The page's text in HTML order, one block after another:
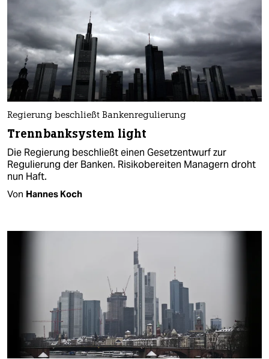
Regierung beschließt Bankenregulierung
Trennbanksystem light
Die Regierung beschließt einen Gesetzentwurf zur
Regulierung der Banken. Risikobereiten Managern droht
nun Haft.
Von Hannes Koch